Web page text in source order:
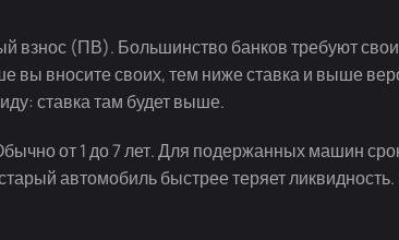
взнос (ПВ). Большинство банков требуют
вы вносите своих, тем ниже ставка и выше
ставка там будет выше.
от 1 до 7 лет. Для подержанных машин
автомобиль быстрее теряет